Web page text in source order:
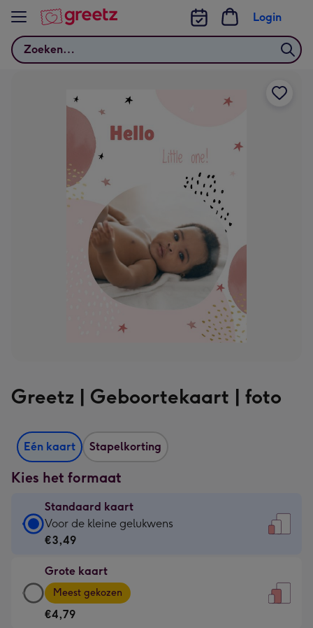
Bekijk meer
Zoeken
Login
Greetz | Geboortekaart | foto
Eén kaart Stapelkorting
Kies het formaat
Standaard kaart
Standaard
kaart
€3,49
-
Voor
Voor de kleine gelukwens
€3,49
Grote kaart
Grote
kaart
-
Meest gekozen
€4,79